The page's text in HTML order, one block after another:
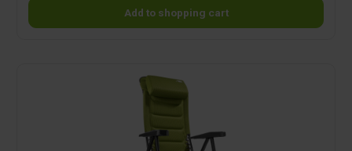
Add to shopping cart